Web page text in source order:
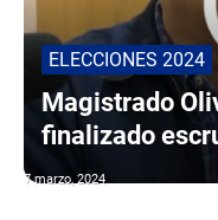
ELECCIONES 2024
Magistrado
finalizado
7 marzo, 2024